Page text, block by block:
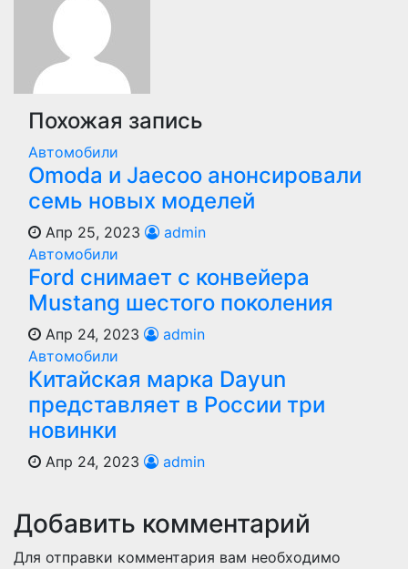
Похожая запись
Автомобили
Оmoda и Jaecoo анонсировали
семь новых моделей
Апр 25, 2023
admin
Автомобили
Ford снимает с конвейера
Mustang шестого поколения
Апр 24, 2023
admin
Автомобили
Китайская марка Dayun
представляет в России три
новинки
Апр 24, 2023 admin
Добавить комментарий
Для отправки комментария вам необходимо